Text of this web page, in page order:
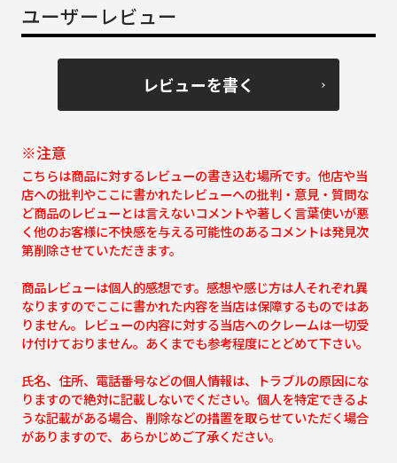
ユーザーレビュー
レビューを書く
※注意
こちらは商品に対するレビューの書き込む場所です。他店や当
店への批判やここに書かれたレビューへの批判・意見・質問な
ど商品のレビューとは言えないコメントや著しく言葉使いが悪
く他のお客様に不快感を与える可能性のあるコメントは発見次
第削除させていただきます。
商品レビューは個人的感想です。感想や感じ方は人それぞれ異
なりますのでここに書かれた内容を当店は保障するものではあ
りません。レビューの内容に対する当店へのクレームは一切受
け付けておりません。あくまでも参考程度にとどめて下さい。
氏名、住所、電話番号などの個人情報は、トラブルの原因にな
りますので絶対に記載しないでください。個人を特定できるよ
うな記載がある場合、削除などの措置を取らせていただく場合
がありますので、あらかじめご了承ください。